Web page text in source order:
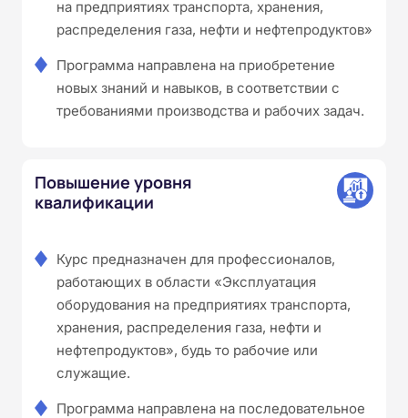
на предприятиях транспорта, хранения,
распределения газа, нефти и нефтепродуктов»
Программа направлена на приобретение
новых знаний и навыков, в соответствии с
требованиями производства и рабочих задач.
Повышение уровня
квалификации
Курс предназначен для профессионалов,
работающих в области «Эксплуатация
оборудования на предприятиях транспорта,
хранения, распределения газа, нефти и
нефтепродуктов», будь то рабочие или
служащие.
Программа направлена на последовательное